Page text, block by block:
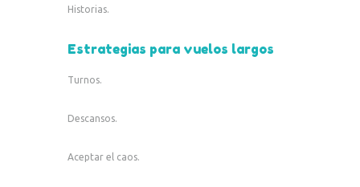
Historias.
Estrategias para vuelos largos
Turnos.
Descansos.
Aceptar el caos.